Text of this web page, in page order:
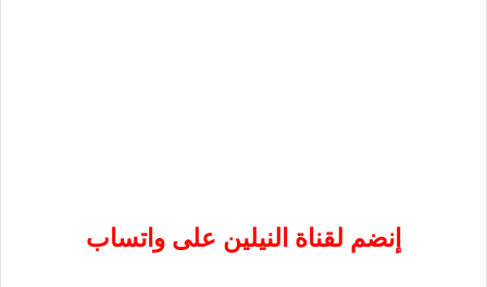
إنضم لقناة النيلين على واتساب